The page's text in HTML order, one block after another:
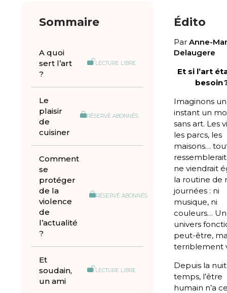
Sommaire
A quoi
sert l’art
?
LECTURE LIBRE
Le
plaisir
de
cuisiner
RÉSERVÉ ABONNÉS
Comment
se
protéger
de la
violence
de
l’actualité
?
RÉSERVÉ ABONNÉS
Et
soudain,
un ami
LECTURE LIBRE
Édito
ParAnne-
Delaugere
Et si l’art
besoin
Imaginons un
instant un
sans art. Les
les parcs, les
maisons…
ne viendrait
la routine de
journées : ni
musique, ni
couleurs… Un
univers
peut-être,
terriblement
Depuis la
temps, l’être
humain n’a